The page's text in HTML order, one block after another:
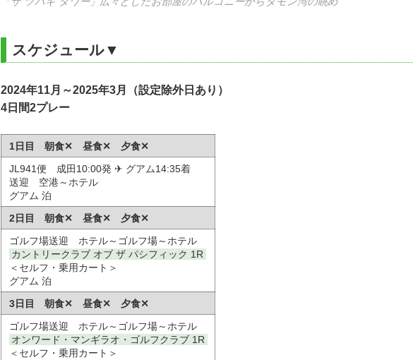
スケジュール▼
2024年11月～2025年3月（設定除外日あり）
4日間2プレー
1日目 朝食✕ 昼食✕ 夕食✕
JL941便 成田10:00発 ✈ グアム14:35着
送迎 空港～ホテル
グアム 泊
2日目 朝食✕ 昼食✕ 夕食✕
ゴルフ場送迎 ホテル～ゴルフ場～ホテル
カントリークラブ オブ ザ パシフィック 1R
＜セルフ・乗用カート＞
グアム 泊
3日目 朝食✕ 昼食✕ 夕食✕
ゴルフ場送迎 ホテル～ゴルフ場～ホテル
オンワード・マンギラオ・ゴルフクラブ 1R
＜セルフ・乗用カート＞